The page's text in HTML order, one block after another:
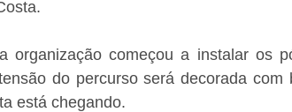
organização começou a instalar os
do percurso será decorada com
está chegando.